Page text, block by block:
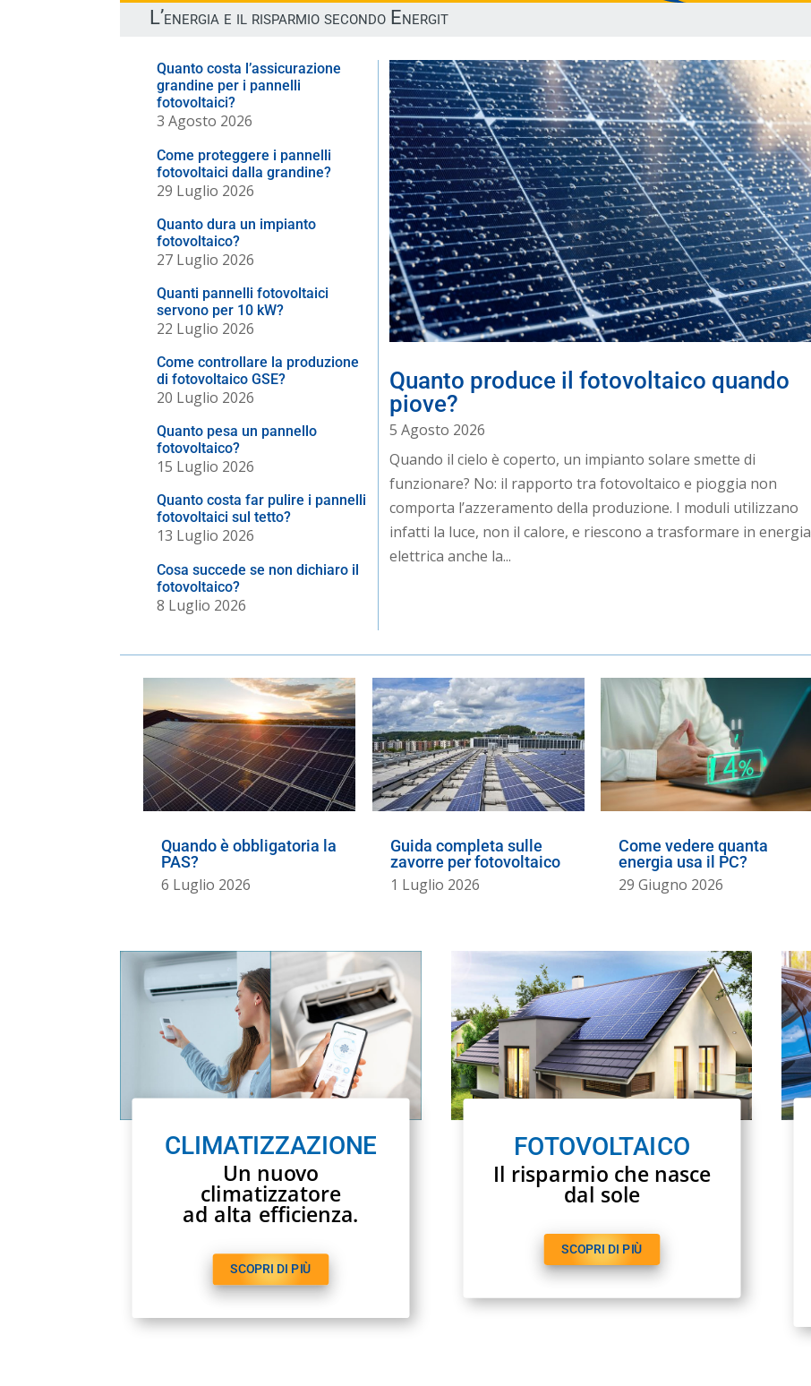
L’energia e il risparmio secondo Energit
Quanto costa l’assicurazione
grandine per i pannelli
fotovoltaici?
3 Agosto 2026
Come proteggere i pannelli
fotovoltaici dalla grandine?
29 Luglio 2026
Quanto dura un impianto
fotovoltaico?
27 Luglio 2026
Quanti pannelli fotovoltaici
servono per 10 kW?
22 Luglio 2026
Come controllare la produzione
di fotovoltaico GSE?
20 Luglio 2026
Quanto pesa un pannello
fotovoltaico?
15 Luglio 2026
Quanto costa far pulire i pannelli
fotovoltaici sul tetto?
13 Luglio 2026
Cosa succede se non dichiaro il
fotovoltaico?
8 Luglio 2026
Quanto produce il fotovoltaico quando
piove?
5 Agosto 2026
Quando il cielo è coperto, un impianto solare smette di
funzionare? No: il rapporto tra fotovoltaico e pioggia non
comporta l’azzeramento della produzione. I moduli utilizzano
infatti la luce, non il calore, e riescono a trasformare in energia
elettrica anche la...
Quando è obbligatoria la
PAS?
6 Luglio 2026
Guida completa sulle
zavorre per fotovoltaico
1 Luglio 2026
Come vedere quanta
energia usa il PC?
29 Giugno 2026
CLIMATIZZAZIONE
Un nuovo
climatizzatore
ad alta efficienza.
SCOPRI DI PIÙ
FOTOVOLTAICO
Il risparmio che nasce
dal sole
SCOPRI DI PIÙ